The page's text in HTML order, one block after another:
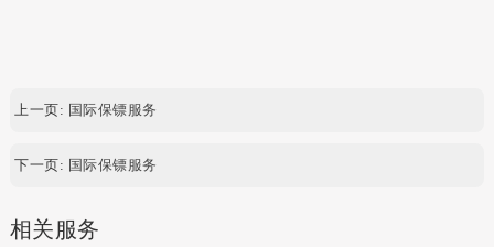
上一页: 国际保镖服务
下一页: 国际保镖服务
相关服务